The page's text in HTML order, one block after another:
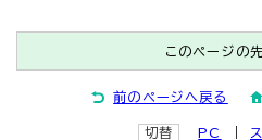
このページの
前のページへ戻る
切替 PC